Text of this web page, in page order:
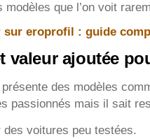
modèles que l’on voit
eroprofil : guide
valeur ajoutée
des modèles
passionnés mais il sait
voitures peu testées.